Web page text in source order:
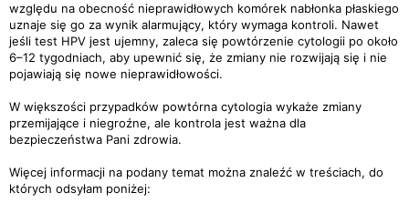
względu na obecność nieprawidłowych komórek nabłonka płaskiego
uznaje się go za wynik alarmujący, który wymaga kontroli. Nawet
jeśli test HPV jest ujemny, zaleca się powtórzenie cytologii po około
6–12 tygodniach, aby upewnić się, że zmiany nie rozwijają się i nie
pojawiają się nowe nieprawidłowości.
W większości przypadków powtórna cytologia wykaże zmiany
przemijające i niegroźne, ale kontrola jest ważna dla
bezpieczeństwa Pani zdrowia.
Więcej informacji na podany temat można znaleźć w treściach, do
których odsyłam poniżej: